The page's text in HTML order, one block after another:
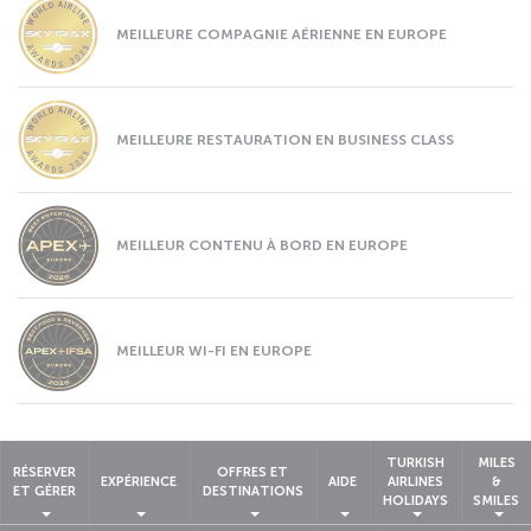
MEILLEURE COMPAGNIE AÉRIENNE EN EUROPE
MEILLEURE RESTAURATION EN BUSINESS CLASS
MEILLEUR CONTENU À BORD EN EUROPE
MEILLEUR WI-FI EN EUROPE
RÉSERVER
ET GÉRER
EXPÉRIENCE
OFFRES ET
DESTINATIONS
AIDE
TURKISH
AIRLINES
HOLIDAYS
MILES
&
SMILES